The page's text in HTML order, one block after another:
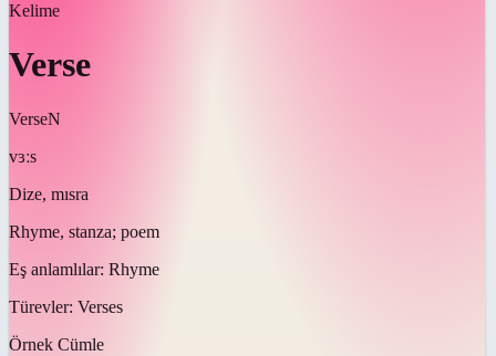
Kelime
Verse
VerseN
vɜːs
Dize, mısra
Rhyme, stanza; poem
Eş anlamlılar: Rhyme
Türevler: Verses
Örnek Cümle